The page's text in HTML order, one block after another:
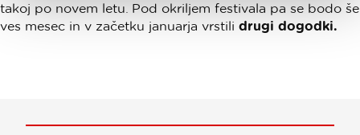
takoj po novem letu. Pod okriljem festivala pa se bodo še
ves mesec in v začetku januarja vrstili drugi dogodki.